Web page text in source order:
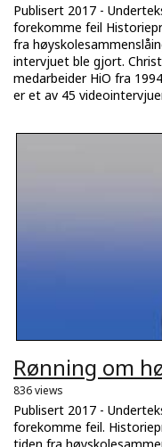
Publisert 2017 -
forekomme feil
fra
intervjuet ble gjort.
medarbeider HiO fra
er et av 45
Rønning om
836 views
Publisert 2017 -
forekomme feil.
tiden fra